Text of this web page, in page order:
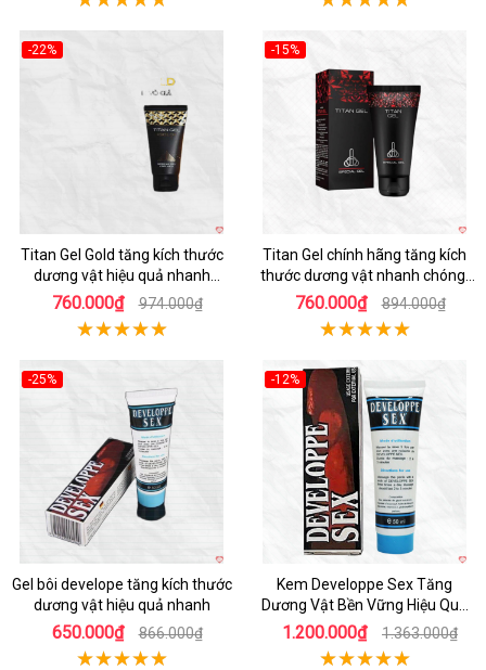
-22%
Titan Gel Gold tăng kích thước
dương vật hiệu quả nhanh
chóng
760.000₫ 974.000₫
-15%
Titan Gel chính hãng tăng kích
thước dương vật nhanh chóng,
an toàn
760.000₫ 894.000₫
-25%
Gel bôi develope tăng kích thước
dương vật hiệu quả nhanh
650.000₫ 866.000₫
-12%
Kem Developpe Sex Tăng
Dương Vật Bền Vững Hiệu Quả
Nhanh
1.200.000₫ 1.363.000₫